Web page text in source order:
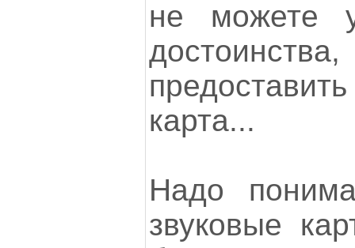
не можете
карта...
Надо
звуковые